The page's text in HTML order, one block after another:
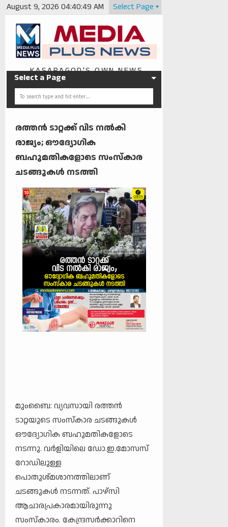
August 9, 2026 04:40:49 AM Select Page
KASARAGOD'S OWN NEWS
Select a Page
രത്തൻ ടാറ്റക്ക് വിട നൽകി
രാജ്യം; ഔദ്യോഗിക
ബഹുമതികളോടെ സംസ്കാര
ചടങ്ങുകൾ നടത്തി
മുംബൈ: വ്യവസായി രത്തൻ
ടാറ്റയുടെ സംസ്കാര ചടങ്ങുകൾ
ഔദ്യോഗിക ബഹുമതികളോടെ
നടന്നു. വർളിയിലെ ഡോ.ഇ.മോസസ്
റോഡിലുള്ള
പൊതുശ്മശാനത്തിലാണ്
ചടങ്ങുകൾ നടന്നത്. പാഴ്സി
ആചാരപ്രകാരമായിരുന്നു
സംസ്കാരം. കേന്ദ്രസർക്കാറിനെ